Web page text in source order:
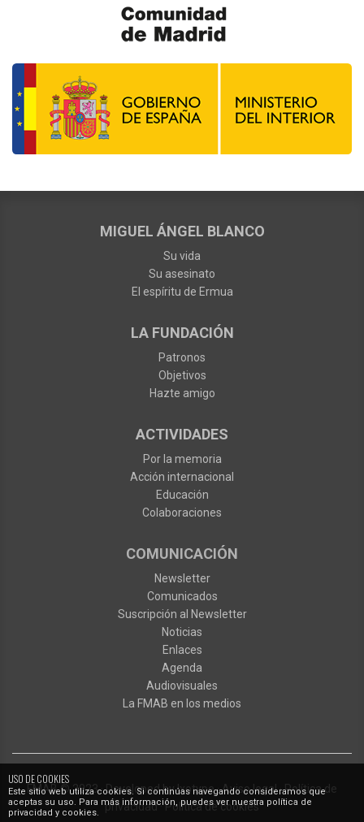
USO DE COOKIES
Este sitio web utiliza cookies. Si continúas navegando consideramos que
aceptas su uso. Para más información, puedes ver nuestra política de
privacidad y cookies.
MIGUEL ÁNGEL BLANCO
Su vida
Su asesinato
El espíritu de Ermua
LA FUNDACIÓN
Patronos
Objetivos
Hazte amigo
ACTIVIDADES
Por la memoria
Acción internacional
Educación
Colaboraciones
COMUNICACIÓN
Newsletter
Comunicados
Suscripción al Newsletter
Noticias
Enlaces
Agenda
Audiovisuales
La FMAB en los medios
FMAB© 2023·Developed byIxotype·Aviso legal·Política de
privacidad·Política de cookies